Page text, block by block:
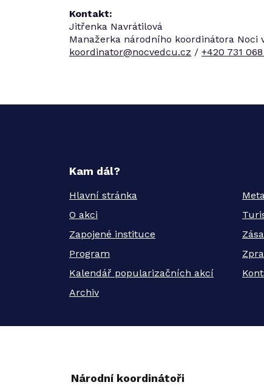
Kontakt:
Jitřenka Navrátilová
Manažerka národního koordinátora Noci
koordinator@nocvedcu.cz / +420 731
Kam dál?
Hlavní stránka
O akci
Zapojené instituce
Program
Kalendář popularizačních akcí
Archiv
Národní koordinátoři